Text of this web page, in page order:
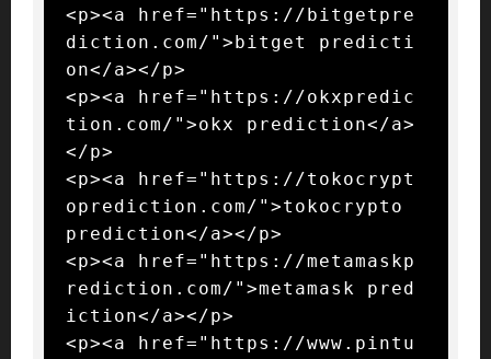
<p><a href="https://bitgetpre
diction.com/">bitget predicti
on</a></p>
<p><a href="https://okxpredic
tion.com/">okx prediction</a>
</p>
<p><a href="https://tokocrypt
oprediction.com/">tokocrypto
prediction</a></p>
<p><a href="https://metamaskp
rediction.com/">metamask pred
iction</a></p>
<p><a href="https://www.pintu